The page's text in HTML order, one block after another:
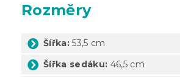
Rozměry
Šířka: 53,5 cm
Šířka sedáku: 46,5 cm